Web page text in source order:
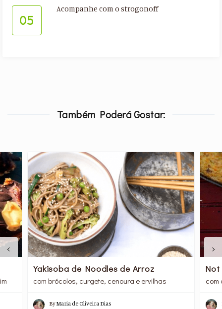
05
Acompanhe com o strogonoff
Também Poderá Gostar:
Yakisoba de Noodles de Arroz
com brócolos, curgete, cenoura e ervilhas
ByMaria de Oliveira Dias
Not
com